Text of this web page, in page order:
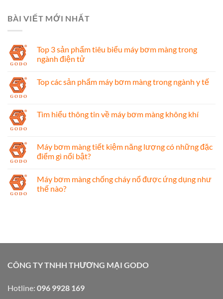
BÀI VIẾT MỚI NHẤT
Top 3 sản phẩm tiêu biểu máy bơm màng trong
ngành điện tử
Top các sản phẩm máy bơm màng trong ngành y tế
Tìm hiểu thông tin về máy bơm màng không khí
Máy bơm màng tiết kiệm năng lượng có những đặc
điểm gì nổi bật?
Máy bơm màng chống cháy nổ được ứng dụng như
thế nào?
CÔNG TY TNHH THƯƠNG MẠI GODO
Hotline: 096 9928 169